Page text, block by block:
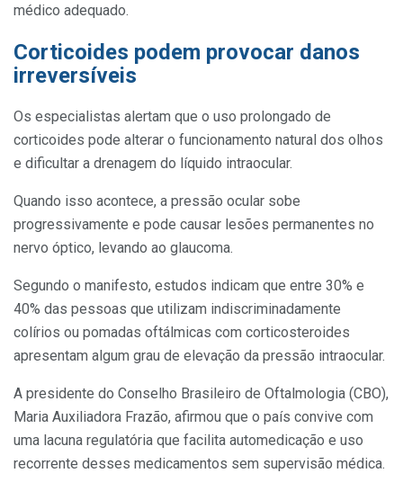
médico adequado.
Corticoides podem provocar danos
irreversíveis
Os especialistas alertam que o uso prolongado de
corticoides pode alterar o funcionamento natural dos olhos
e dificultar a drenagem do líquido intraocular.
Quando isso acontece, a pressão ocular sobe
progressivamente e pode causar lesões permanentes no
nervo óptico, levando ao glaucoma.
Segundo o manifesto, estudos indicam que entre 30% e
40% das pessoas que utilizam indiscriminadamente
colírios ou pomadas oftálmicas com corticosteroides
apresentam algum grau de elevação da pressão intraocular.
A presidente do Conselho Brasileiro de Oftalmologia (CBO),
Maria Auxiliadora Frazão, afirmou que o país convive com
uma lacuna regulatória que facilita automedicação e uso
recorrente desses medicamentos sem supervisão médica.